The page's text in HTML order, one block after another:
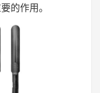
的作用。